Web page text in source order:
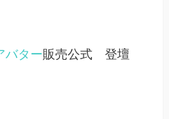
バター販売公式 登壇